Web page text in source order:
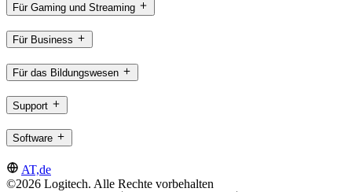
Für Gaming und Streaming
Für Business
Für das Bildungswesen
Support
Software
AT,de
©2026 Logitech. Alle Rechte vorbehalten